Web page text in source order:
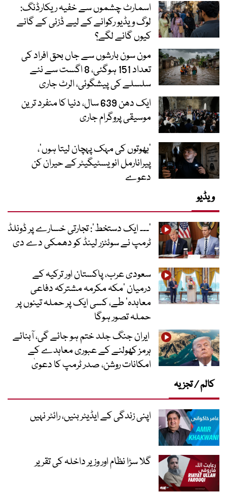
اسمارٹ چشموں سے خفیہ ریکارڈنگ:
لوگ ویڈیو رکوانے کے لیے ڈزنی کے گانے
کیوں گانے لگے؟
مون سون بارشوں سے جاں بحق افراد کی
تعداد 151 ہوگئی، 8 اگست سے نئے
سلسلے کی پیشگوئی، الرٹ جاری
ایک دھن 639 سال، دنیا کا منفرد ترین
موسیقی پروگرام جاری
‘بھوتوں کی مہک پہچان لیتا ہوں’،
پیرانارمل انویسٹیگیٹر کے حیران کن
دعوے
ویڈیو
’۔۔۔ ایک دستخط‘: تجارتی خسارے پر ڈونلڈ
ٹرمپ نے سوئٹزر لینڈ کو دھمکی دے دی
سعودی عرب، پاکستان اور ترکیہ کے
درمیان ’مکہ مکرمہ مشترکہ دفاعی
معاہدہ‘ طے، کسی ایک پر حملہ تینوں پر
حملہ تصور ہوگا
ایران جنگ جلد ختم ہو جائے گی، آبنائے
ہرمز کھولنے کے عبوری معاہدے کے
امکانات روشن، صدر ٹرمپ کا دعویٰ
کالم / تجزیہ
اپنی زندگی کے ایڈیٹر بنیں، رائٹر نہیں
گلا سڑا نظام اور وزیر داخلہ کی تقریر